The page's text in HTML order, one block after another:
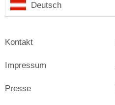
Deutsch
Kontakt
Impressum
Presse